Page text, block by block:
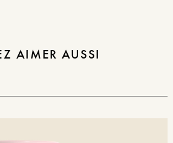
AIMER AUSSI